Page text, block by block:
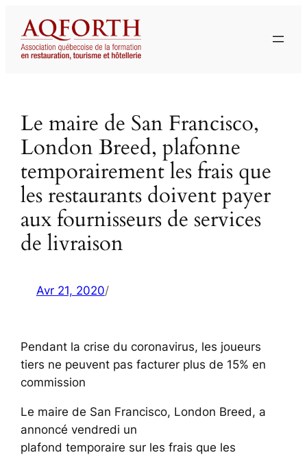
contenu
Le maire de San Francisco,
London Breed, plafonne
temporairement les frais que
les restaurants doivent payer
aux fournisseurs de services
de livraison
Avr 21, 2020/
Pendant la crise du coronavirus, les joueurs
tiers ne peuvent pas facturer plus de 15% en
commission
Le maire de San Francisco, London Breed, a
annoncé vendredi un
plafond temporaire sur les frais que les